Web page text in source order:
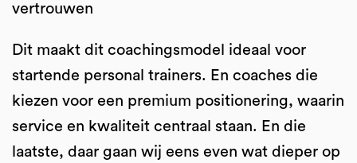
vertrouwen
Dit maakt dit coachingsmodel ideaal voor
startende personal trainers. En coaches die
kiezen voor een premium positionering, waarin
service en kwaliteit centraal staan. En die
laatste, daar gaan wij eens even wat dieper op